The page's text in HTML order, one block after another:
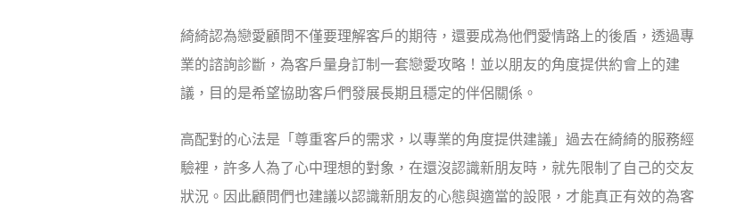
綺綺認為戀愛顧問不僅要理解客戶的期待，還要成為他們愛情路上的後盾，透過專
業的諮詢診斷，為客戶量身訂制一套戀愛攻略！並以朋友的角度提供約會上的建
議，目的是希望協助客戶們發展長期且穩定的伴侶關係。
高配對的心法是「尊重客戶的需求，以專業的角度提供建議」過去在綺綺的服務經
驗裡，許多人為了心中理想的對象，在還沒認識新朋友時，就先限制了自己的交友
狀況。因此顧問們也建議以認識新朋友的心態與適當的設限，才能真正有效的為客